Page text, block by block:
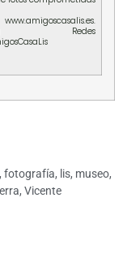
www.amigoscasalis.es.
Redes
, fotografía, lis, museo,
, Vicente